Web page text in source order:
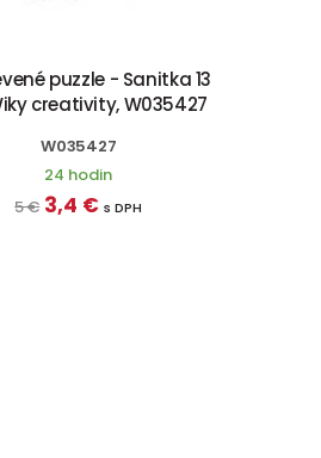
puzzle - Sanitka 13
creativity, W035427
W035427
24 hodin
5 € 3,4 € s DPH